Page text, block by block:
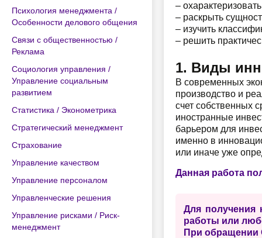
Психология менеджмента /
Особенности делового общения
Связи с общественностью /
Реклама
Социология управления /
Управление социальным
развитием
Статистика / Эконометрика
Стратегический менеджмент
Страхование
Управление качеством
Управление персоналом
Управленческие решения
Управление рисками / Риск-
менеджмент
–
– раскрыть
– изучить
– решить
1. Виды
В современных
производство и
счет собственных
иностранные
барьером для
именно в
или иначе уже
Данная работа
Для получения
работы или
При обращении